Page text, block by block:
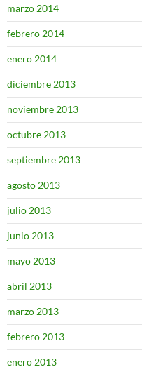
marzo 2014
febrero 2014
enero 2014
diciembre 2013
noviembre 2013
octubre 2013
septiembre 2013
agosto 2013
julio 2013
junio 2013
mayo 2013
abril 2013
marzo 2013
febrero 2013
enero 2013